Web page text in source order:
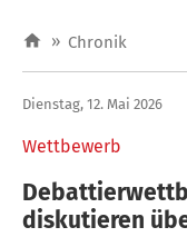
» Chronik
Wettbewerb
Dienstag, 12. Mai 2026
diskutieren